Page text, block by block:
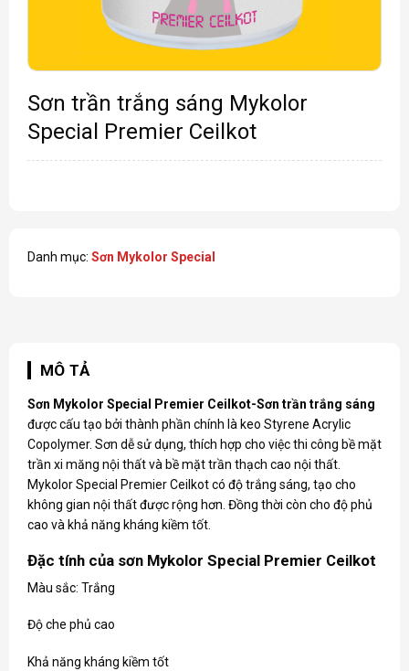
Sơn trần trắng sáng Mykolor
Special Premier Ceilkot
Danh mục: Sơn Mykolor Special
MÔ TẢ
Sơn Mykolor Special Premier Ceilkot-Sơn trần trắng sáng
được cấu tạo bởi thành phần chính là keo Styrene Acrylic
Copolymer. Sơn dễ sử dụng, thích hợp cho việc thi công bề mặt
trần xi măng nội thất và bề mặt trần thạch cao nội thất.
Mykolor Special Premier Ceilkot có độ trắng sáng, tạo cho
không gian nội thất được rộng hơn. Đồng thời còn cho độ phủ
cao và khả năng kháng kiềm tốt.
Đặc tính của sơn Mykolor Special Premier Ceilkot
Màu sắc: Trắng
Độ che phủ cao
Khả năng kháng kiềm tốt